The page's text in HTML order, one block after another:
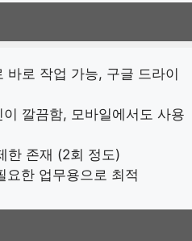
바로 작업 가능, 구글 드라이
깔끔함, 모바일에서도 사용
한 존재 (2회 정도)
요한 업무용으로 최적